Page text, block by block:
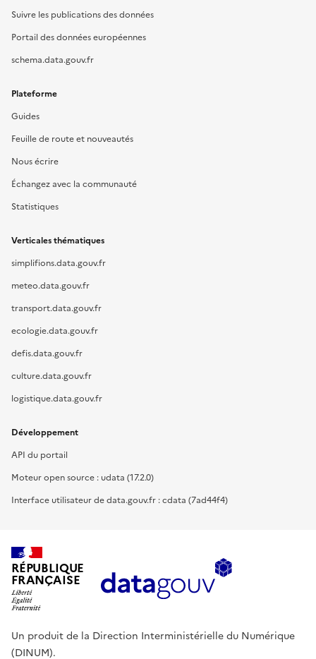
Suivre les publications des données
Portail des données européennes
schema.data.gouv.fr
Plateforme
Guides
Feuille de route et nouveautés
Nous écrire
Échangez avec la communauté
Statistiques
Verticales thématiques
simplifions.data.gouv.fr
meteo.data.gouv.fr
transport.data.gouv.fr
ecologie.data.gouv.fr
defis.data.gouv.fr
culture.data.gouv.fr
logistique.data.gouv.fr
Développement
API du portail
Moteur open source : udata (17.2.0)
Interface utilisateur de data.gouv.fr : cdata (7ad44f4)
RÉPUBLIQUE
FRANÇAISE
Un produit de la Direction Interministérielle du Numérique
(DINUM).